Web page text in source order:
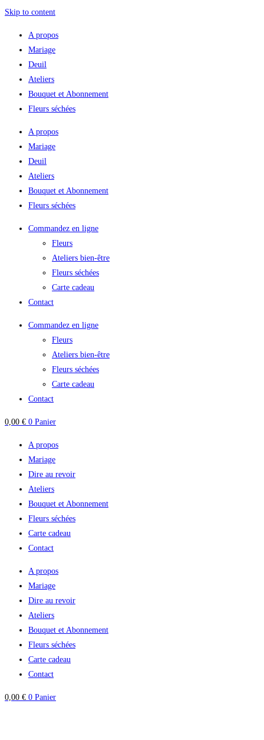
Skip to content
A propos
Mariage
Deuil
Ateliers
Bouquet et Abonnement
Fleurs séchées
A propos
Mariage
Deuil
Ateliers
Bouquet et Abonnement
Fleurs séchées
Commandez en ligne
Fleurs
Ateliers bien-être
Fleurs séchées
Carte cadeau
Contact
Commandez en ligne
Fleurs
Ateliers bien-être
Fleurs séchées
Carte cadeau
Contact
0,00 € 0 Panier
A propos
Mariage
Dire au revoir
Ateliers
Bouquet et Abonnement
Fleurs séchées
Carte cadeau
Contact
A propos
Mariage
Dire au revoir
Ateliers
Bouquet et Abonnement
Fleurs séchées
Carte cadeau
Contact
0,00 € 0 Panier